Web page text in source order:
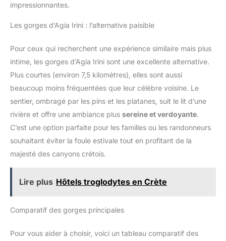
impressionnantes.
Les gorges d’Agia Irini : l’alternative paisible
Pour ceux qui recherchent une expérience similaire mais plus
intime, les gorges d’Agia Irini sont une excellente alternative.
Plus courtes (environ 7,5 kilomètres), elles sont aussi
beaucoup moins fréquentées que leur célèbre voisine. Le
sentier, ombragé par les pins et les platanes, suit le lit d’une
rivière et offre une ambiance plus sereine et verdoyante.
C’est une option parfaite pour les familles ou les randonneurs
souhaitant éviter la foule estivale tout en profitant de la
majesté des canyons crétois.
Lire plus Hôtels troglodytes en Crète
Comparatif des gorges principales
Pour vous aider à choisir, voici un tableau comparatif des